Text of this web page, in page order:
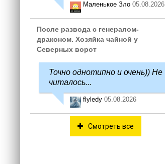
Маленькое Зло 05.08.2026
После развода с генералом-
драконом. Хозяйка чайной у
Северных ворот
Точно однотипно и очень)) Не
читалось...
flyledy 05.08.2026
Смотреть все